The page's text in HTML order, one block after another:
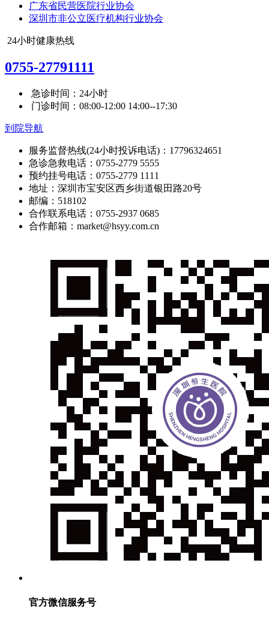
广东省民营医院行业协会
深圳市非公立医疗机构行业协会
24小时健康热线
0755-27791111
急诊时间：24小时
门诊时间：08:00-12:00 14:00--17:30
到院导航
服务监督热线(24小时投诉电话)：17796324651
急诊急救电话：0755-2779 5555
预约挂号电话：0755-2779 1111
地址：深圳市宝安区西乡街道银田路20号
邮编：518102
合作联系电话：0755-2937 0685
合作邮箱：market@hsyy.com.cn
官方微信服务号